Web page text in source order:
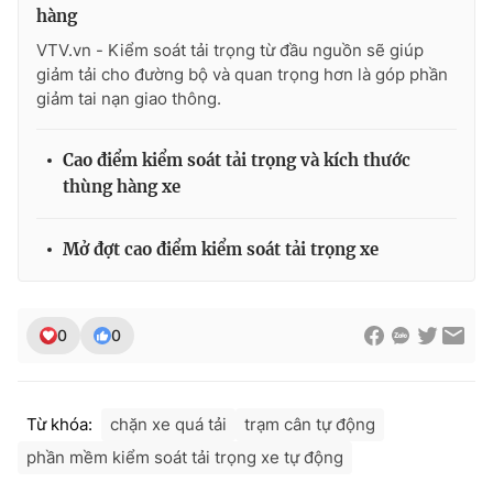
THỜI BÁO VTV
Giấy phép hoạt động báo in và báo điện tử số 483/GP-BTTTT
cấp ngày 29/12/2023
Phó Tổng Biên tập:Nguyễn Thị Mỹ Hạnh, Phạm Quốc Thắng,
024.38 355 931 - 024.38 355 932
hàng
VTV.vn - Kiểm soát tải trọng từ đầu nguồn sẽ giúp
giảm tải cho đường bộ và quan trọng hơn là góp phần
giảm tai nạn giao thông.
Cao điểm kiểm soát tải trọng và kích thước
thùng hàng xe
Mở đợt cao điểm kiểm soát tải trọng xe
0 0
Từ khóa: chặn xe quá tải
trạm cân tự động
phần mềm kiểm soát tải trọng xe tự động